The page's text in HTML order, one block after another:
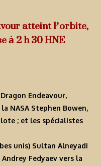
atteint l’orbite,
à 2 h 30 HNE
Endeavour,
NASA Stephen Bowen,
; et les spécialistes
unis) Sultan Alneyadi
Fedyaev vers la